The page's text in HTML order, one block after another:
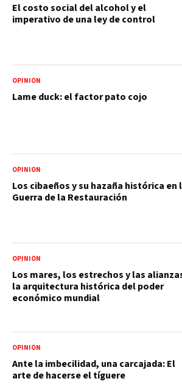
El costo social del alcohol y el
imperativo de una ley de control
OPINIÓN
Lame duck: el factor pato cojo
OPINIÓN
Los cibaeños y su hazaña histórica en
Guerra de la Restauración
OPINIÓN
Los mares, los estrechos y las
la arquitectura histórica del poder
económico mundial
OPINIÓN
Ante la imbecilidad, una carcajada: El
arte de hacerse el tíguere